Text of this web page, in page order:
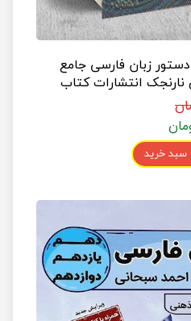
زبان فارسی جامع
انتشارات کتاب
سبد خرید